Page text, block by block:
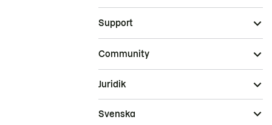
Support
Community
Juridik
Svenska